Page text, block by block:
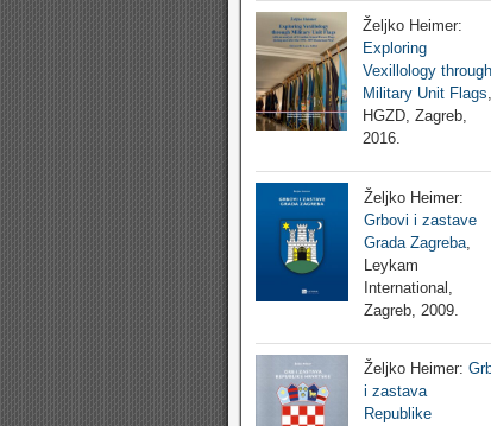
Željko Heimer:
Exploring
Vexillology through
Military Unit Flags,
HGZD, Zagreb,
2016.
Željko Heimer:
Grbovi i zastave
Grada Zagreba
Leykam
International,
Zagreb, 2009.
Željko Heimer:
i zastava
Republike